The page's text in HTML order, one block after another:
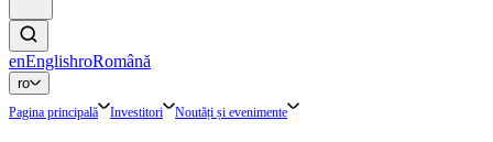
enEnglishroRomână
ro
Pagina principală Investitori Noutăți și evenimente